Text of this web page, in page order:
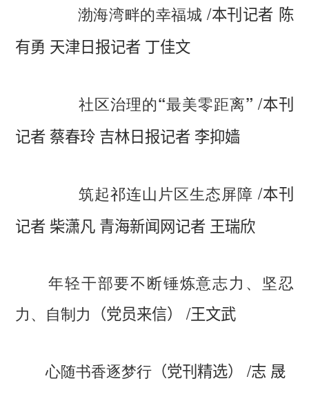
渤海湾畔的幸福城 /本刊记者 陈
有勇 天津日报记者 丁佳文
社区治理的“最美零距离” /本刊
记者 蔡春玲 吉林日报记者 李抑嫱
筑起祁连山片区生态屏障 /本刊
记者 柴潇凡 青海新闻网记者 王瑞欣
年轻干部要不断锤炼意志力、坚忍
力、自制力
（党员来信） /王文武
心随书香逐梦行 （党刊精选） /志 晟